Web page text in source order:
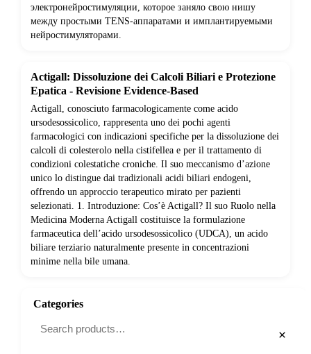
электронейростимуляции, которое заняло свою нишу
между простыми TENS-аппаратами и имплантируемыми
нейростимуляторами.
Actigall: Dissoluzione dei Calcoli Biliari e Protezione
Epatica - Revisione Evidence-Based
Actigall, conosciuto farmacologicamente come acido
ursodesossicolico, rappresenta uno dei pochi agenti
farmacologici con indicazioni specifiche per la dissoluzione dei
calcoli di colesterolo nella cistifellea e per il trattamento di
condizioni colestatiche croniche. Il suo meccanismo d’azione
unico lo distingue dai tradizionali acidi biliari endogeni,
offrendo un approccio terapeutico mirato per pazienti
selezionati. 1. Introduzione: Cos’è Actigall? Il suo Ruolo nella
Medicina Moderna Actigall costituisce la formulazione
farmaceutica dell’acido ursodesossicolico (UDCA), un acido
biliare terziario naturalmente presente in concentrazioni
minime nella bile umana.
Categories
×